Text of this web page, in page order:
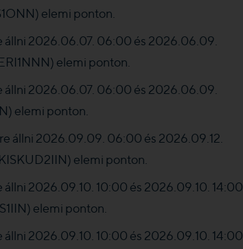
elemi ponton.
állni 2026.06.07. 06:00 és 2026.06.09.
elemi ponton.
állni 2026.06.07. 06:00 és 2026.06.09.
elemi ponton.
állni 2026.09.09. 06:00 és 2026.09.12.
elemi ponton.
2026.09.10. 10:00 és 2026.09.10. 14:00
elemi ponton.
2026.09.10. 10:00 és 2026.09.10. 14:00